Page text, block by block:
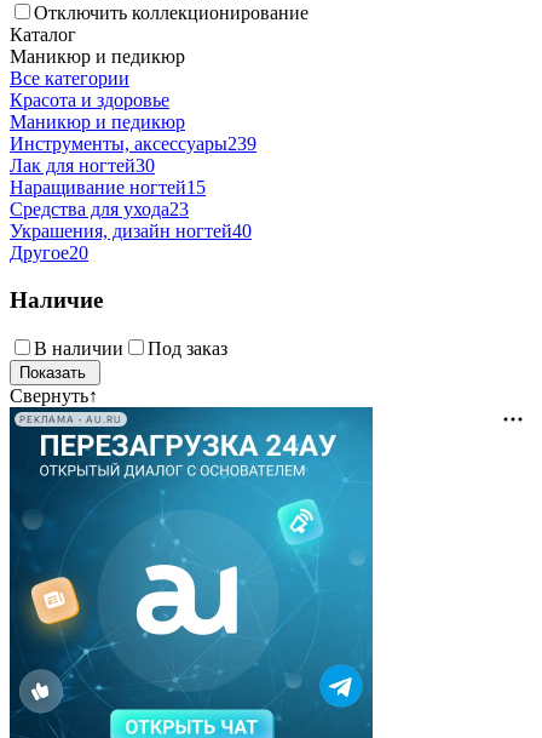
Отключить коллекционирование
Каталог
Маникюр и педикюр
Все категории
Красота и здоровье
Маникюр и педикюр
Инструменты, аксессуары239
Лак для ногтей30
Наращивание ногтей15
Средства для ухода23
Украшения, дизайн ногтей40
Другое20
Наличие
В наличии Под заказ
Свернуть↑
РЕКЛАМА • AU.RU